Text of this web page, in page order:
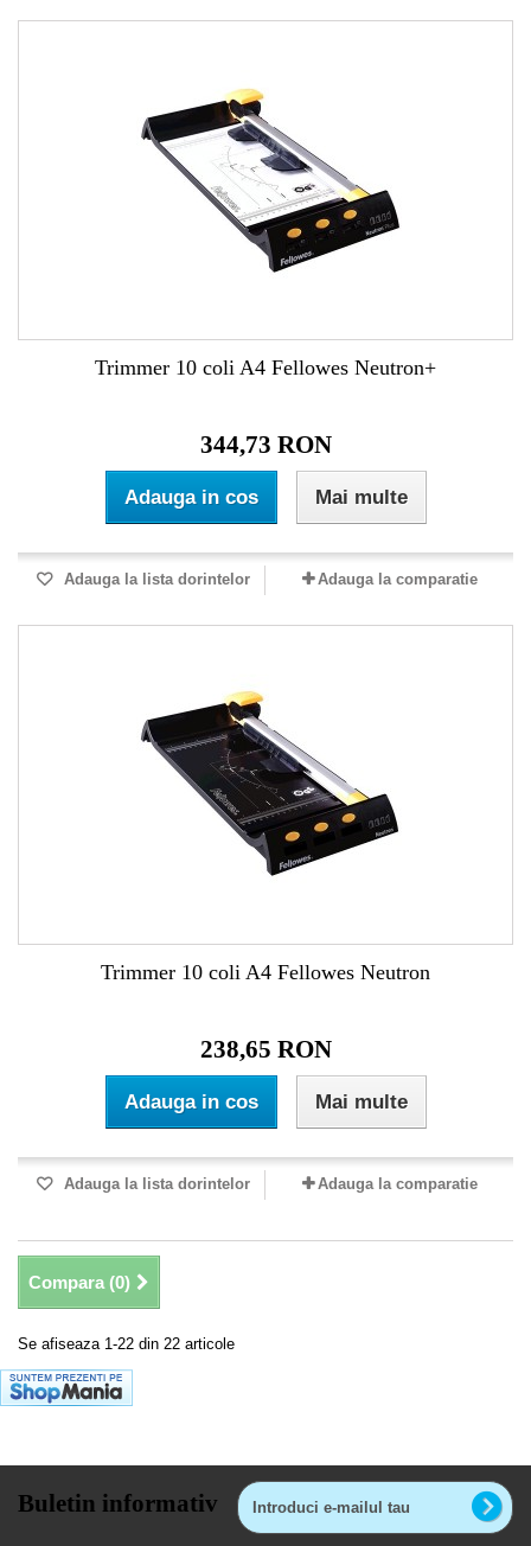
Trimmer 10 coli A4 Fellowes Neutron+
344,73 RON
Adauga in cos Mai multe
Adauga la lista dorintelor Adauga la comparatie
Trimmer 10 coli A4 Fellowes Neutron
238,65 RON
Adauga in cos Mai multe
Adauga la lista dorintelor Adauga la comparatie
Compara (0)
Se afiseaza 1-22 din 22 articole
Buletin informativ